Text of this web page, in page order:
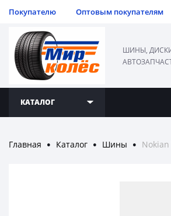
Покупателю Оптовым покупателям
ШИНЫ,
КАТАЛОГ
Главная ● Каталог ● Шины ● Nokian